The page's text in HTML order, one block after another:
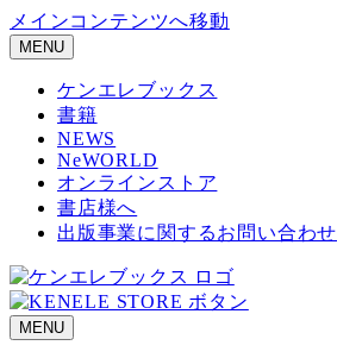
メインコンテンツへ移動
MENU
ケンエレブックス
書籍
NEWS
NeWORLD
オンラインストア
書店様へ
出版事業に関するお問い合わせ
MENU